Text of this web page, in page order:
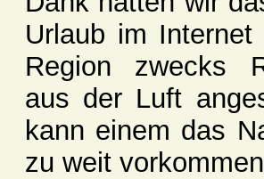
Urlaub im
Region zwecks
aus der Luft
kann einem das
zu weit